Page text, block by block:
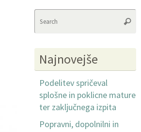
Search
Najnovejše
Podelitev spričeval
splošne in poklicne mature
ter zaključnega izpita
Popravni, dopolnilni in